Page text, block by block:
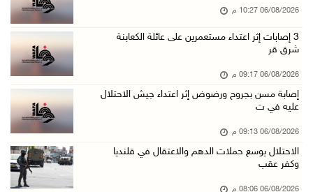
06/آب/2026 07:36 م
06/آب/2026 07:34 م
الاحتلال يدمّر بيت الزوجية قبل ساعات من الزفا ...
06/آب/2026 07:27 م
إصابتان بالرصاص والاعتداء خلال اقتحام الاحتلا ...
الاحتلال يسلم جثمان الشهيد علاء صبيح من قرية ...
06/08/2026 10:27 م
‏3 إصابات إثر اعتداء مستعمرين على عائلة الكعابنة
شرق قر
06/08/2026 09:17 م
إصابة مسن بجروح ورضوض إثر اعتداء جيش الاحتلال
عليه في ت
06/08/2026 09:13 م
الاحتلال يوسع حملات الدهم والاعتقال في قلنديا
وكفر عقب
06/08/2026 08:06 م